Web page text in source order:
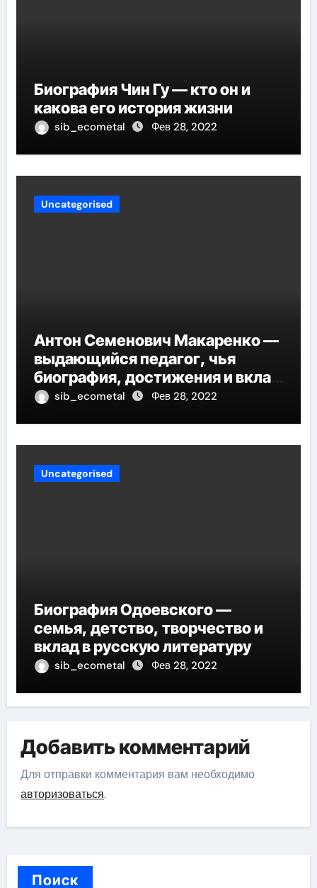
Биография Чин Гу — кто он и
какова его история жизни
sib_ecometal Фев 28, 2022
Uncategorised
Антон Семенович Макаренко —
выдающийся педагог, чья
биография, достижения и вклад
в педагогику оказывают
sib_ecometal Фев 28, 2022
Uncategorised
Биография Одоевского —
семья, детство, творчество и
вклад в русскую литературу
sib_ecometal Фев 28, 2022
Добавить комментарий
Для отправки комментария вам необходимо
авторизоваться.
Поиск